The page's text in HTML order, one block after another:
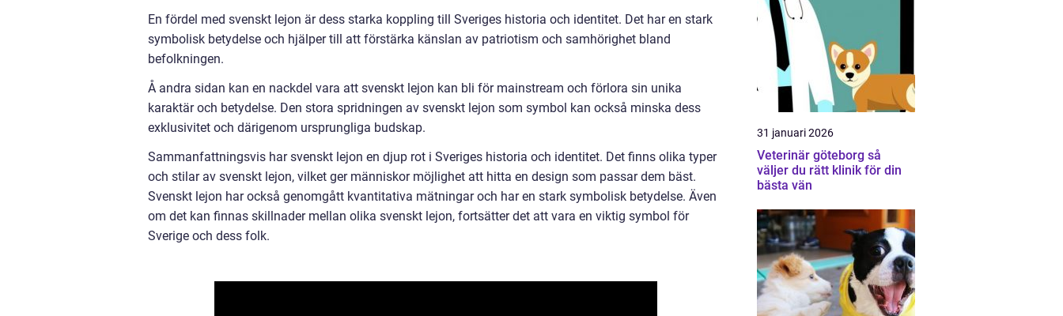
En fördel med svenskt lejon är dess starka koppling till Sveriges historia och identitet. Det har en stark
symbolisk betydelse och hjälper till att förstärka känslan av patriotism och samhörighet bland
befolkningen.
Å andra sidan kan en nackdel vara att svenskt lejon kan bli för mainstream och förlora sin unika
karaktär och betydelse. Den stora spridningen av svenskt lejon som symbol kan också minska dess
exklusivitet och därigenom ursprungliga budskap.
Sammanfattningsvis har svenskt lejon en djup rot i Sveriges historia och identitet. Det finns olika typer
och stilar av svenskt lejon, vilket ger människor möjlighet att hitta en design som passar dem bäst.
Svenskt lejon har också genomgått kvantitativa mätningar och har en stark symbolisk betydelse. Även
om det kan finnas skillnader mellan olika svenskt lejon, fortsätter det att vara en viktig symbol för
Sverige och dess folk.
31 januari 2026
Veterinär göteborg så
väljer du rätt klinik för din
bästa vän